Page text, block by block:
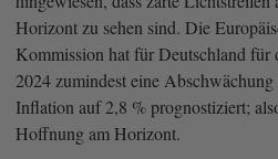
Horizont zu sehen sind. Die
Kommission hat für Deutschland für
2024 zumindest eine Abschwächung
Inflation auf 2,8 % prognostiziert;
Hoffnung am Horizont.